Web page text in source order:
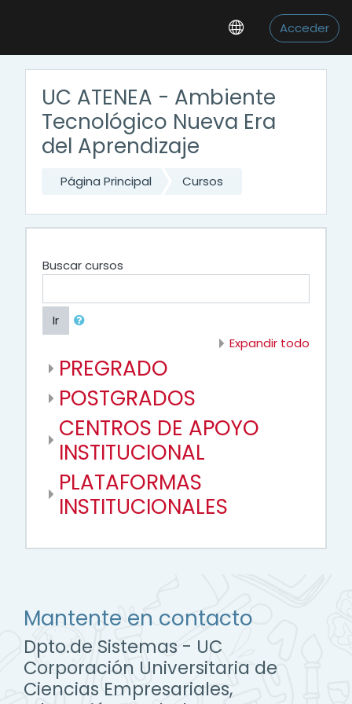
Acceder
UC ATENEA - Ambiente
Tecnológico Nueva Era
del Aprendizaje
Página Principal Cursos
Buscar cursos
Ir
Expandir todo
PREGRADO
POSTGRADOS
CENTROS DE APOYO
INSTITUCIONAL
PLATAFORMAS
INSTITUCIONALES
Mantente en contacto
Dpto.de Sistemas - UC
Corporación Universitaria de
Ciencias Empresariales,